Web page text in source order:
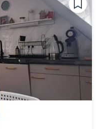
1 wechseln
2 wechseln
3 wechseln
4 wechseln
5 wechseln